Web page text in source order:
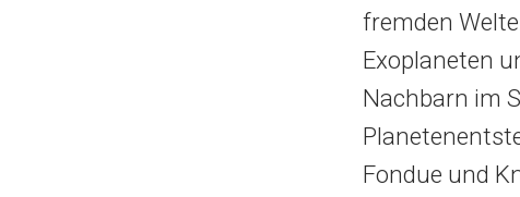
fremden
Exoplaneten
Nachbarn im
Fondue und